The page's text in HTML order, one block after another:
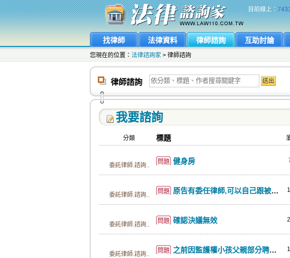
目前線上：
找律師 法律資料 律師諮詢 互助討論
您現在的位置： 法律諮詢家 > 律師諮詢
律師諮詢
我要諮詢
分類 標題
委託律師.諮詢.. 問題 健身房
委託律師.諮詢.. 問題 原告有委任律師,可以自己跟被告和解嗎
委託律師.諮詢.. 問題 確認決議無效
委託律師.諮詢.. 問題 之前因監護權小孩父親部分聘請律師有簽約也付完錢但卻一直拖延